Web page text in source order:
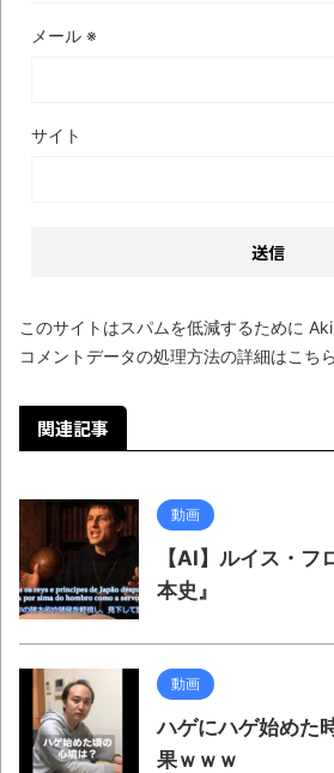
メール ※
サイト
このサイトはスパムを低減するために
コメントデータの処理方法の詳細はこち
関連記事
動画
【AI】ルイス・フ
本史』
動画
ハゲにハゲ始めた
果ｗｗｗ